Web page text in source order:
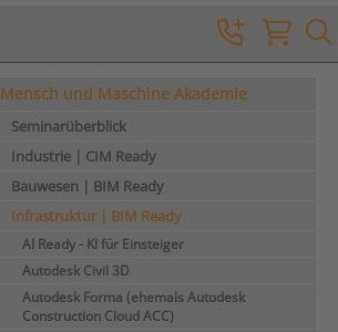
Mensch und Maschine Akademie
Seminarüberblick
Industrie | CIM Ready
Bauwesen | BIM Ready
Infrastruktur | BIM Ready
AI Ready - KI für Einsteiger
Autodesk Civil 3D
Autodesk Forma (ehemals Autodesk
Construction Cloud ACC)